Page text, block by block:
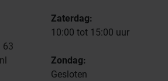
63
Zaterdag:
10:00 tot 15:00 uur
Zondag:
Gesloten